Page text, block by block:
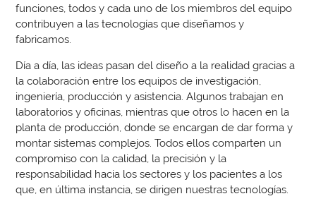
funciones, todos y cada uno de los miembros del equipo
contribuyen a las tecnologías que diseñamos y
fabricamos.
Día a día, las ideas pasan del diseño a la realidad gracias a
la colaboración entre los equipos de investigación,
ingeniería, producción y asistencia. Algunos trabajan en
laboratorios y oficinas, mientras que otros lo hacen en la
planta de producción, donde se encargan de dar forma y
montar sistemas complejos. Todos ellos comparten un
compromiso con la calidad, la precisión y la
responsabilidad hacia los sectores y los pacientes a los
que, en última instancia, se dirigen nuestras tecnologías.